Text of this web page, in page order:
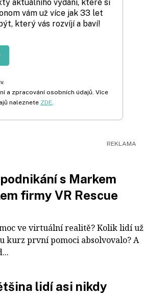
aktuálního vydání, které si
vám už více jak 33 let
který vás rozvíjí a baví!
a zpracování osobních údajů. Více
naleznete ZDE.
s Markem
firmy VR Rescue
ve virtuální realitě? Kolik lidí už
kurz první pomoci absolvovalo? A
lidí asi nikdy